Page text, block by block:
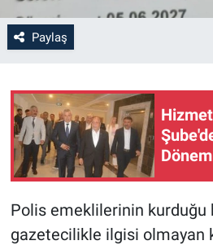
Paylaş
Polis emeklilerinin kurduğu
gazetecilikle ilgisi olmayan